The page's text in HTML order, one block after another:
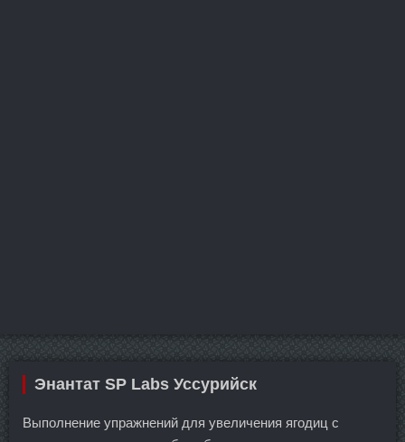
Энантат SP Labs Уссурийск
Выполнение упражнений для увеличения ягодиц с